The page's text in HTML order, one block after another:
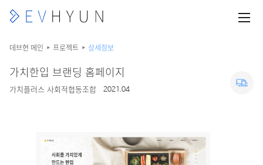
데브현 메인 프로젝트 상세정보
가치한입 브랜딩 홈페이지
가치플러스 사회적협동조합 2021.04